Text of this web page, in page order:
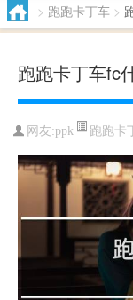
> 跑跑卡丁车 >
跑跑卡丁车fc
网友:ppk 跑跑卡